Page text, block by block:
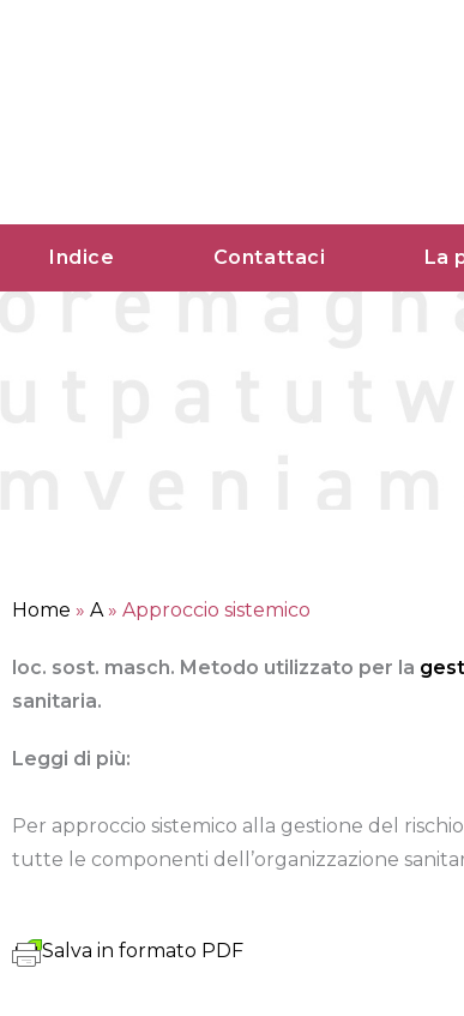
Indice Contattaci La
Home » A» Approccio sistemico
loc. sost. masch. Metodo utilizzato per la
sanitaria.
Leggi di più:
Per approccio sistemico alla gestione del
tutte le componenti dell’organizzazione
Salva in formato PDF